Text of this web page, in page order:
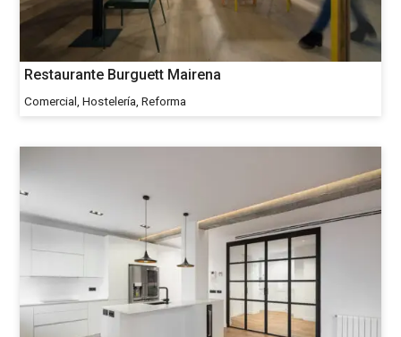
Restaurante Burguett Mairena
Comercial, Hostelería, Reforma